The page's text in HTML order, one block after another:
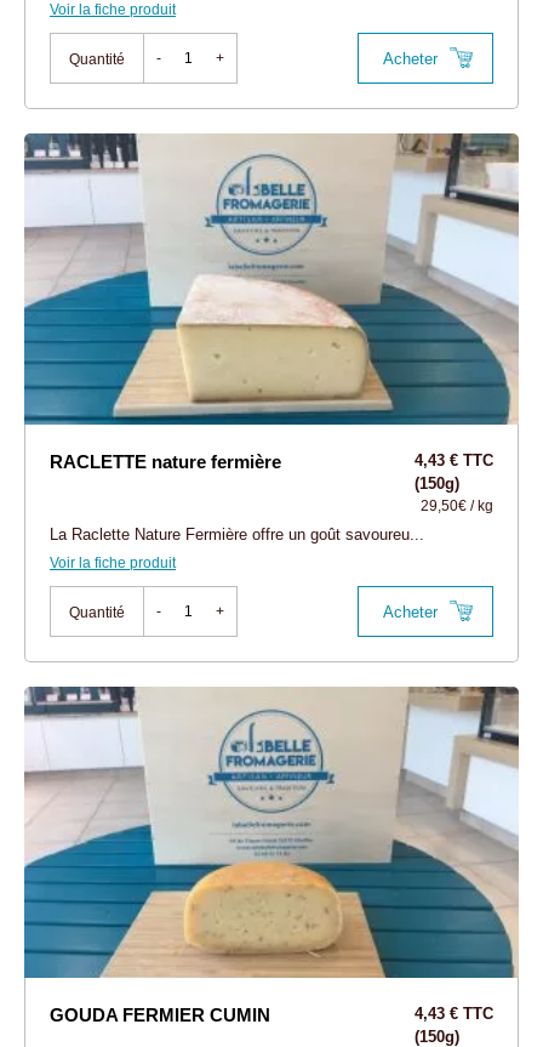
Voir la fiche produit
Quantité - + Acheter
RACLETTE nature fermière
4,43 € TTC
(150g)
29,50€ / kg
La Raclette Nature Fermière offre un goût savoureu...
Voir la fiche produit
Quantité - + Acheter
GOUDA FERMIER CUMIN
4,43 € TTC
(150g)